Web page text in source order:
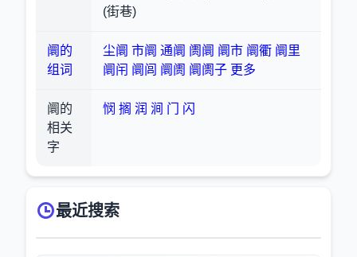
(街巷)
阛的
组词
尘阛 市阛 通阛 阓阛 阛市 阛衢 阛里
阛闬 阛闾 阛阓 阛阓子 更多
阛的
相关
字
悯 搁 润 涧 门 闪
最近搜索